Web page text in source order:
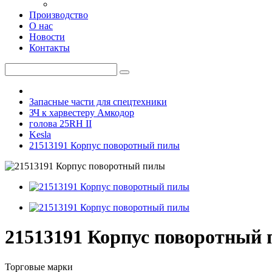
Производство
О нас
Новости
Контакты
Запасные части для спецтехники
ЗЧ к харвестеру Амкодор
голова 25RH II
Kesla
21513191 Корпус поворотный пилы
21513191 Корпус
Торговые марки